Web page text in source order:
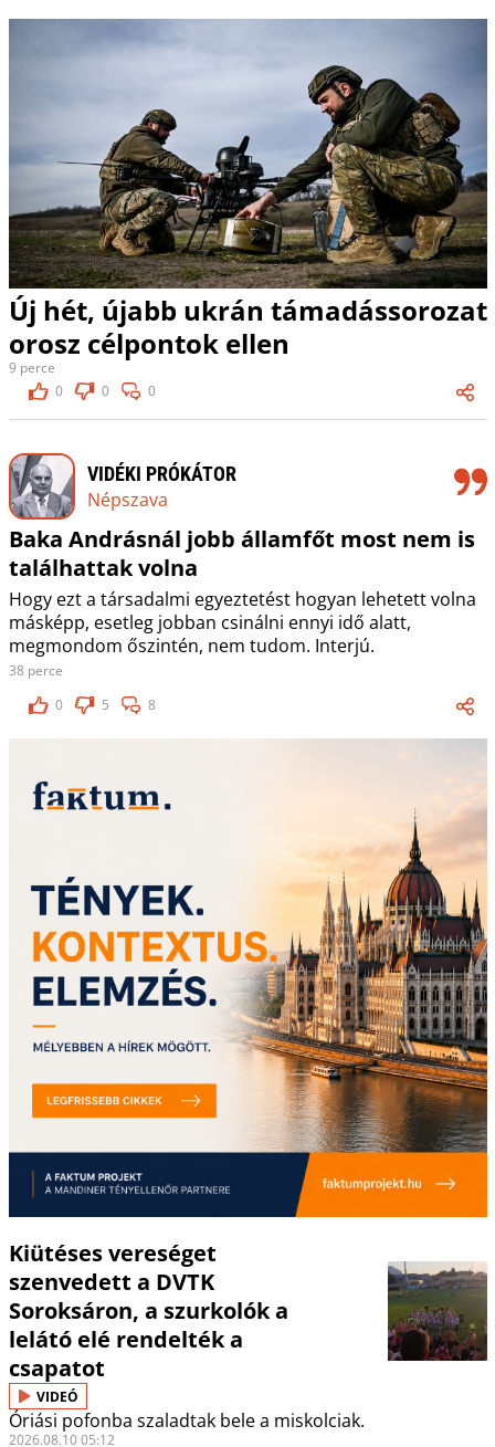
Új hét, újabb ukrán támadássorozat
orosz célpontok ellen
9 perce
0
0 0
VIDÉKI PRÓKÁTOR
Népszava
Baka Andrásnál jobb államfőt most nem is
találhattak volna
Hogy ezt a társadalmi egyeztetést hogyan lehetett volna
másképp, esetleg jobban csinálni ennyi idő alatt,
megmondom őszintén, nem tudom. Interjú.
38 perce
0
5 8
Kiütéses vereséget
szenvedett a DVTK
Soroksáron, a szurkolók a
lelátó elé rendelték a
csapatot
VIDEÓ
Óriási pofonba szaladtak bele a miskolciak.
2026.08.10 05:12